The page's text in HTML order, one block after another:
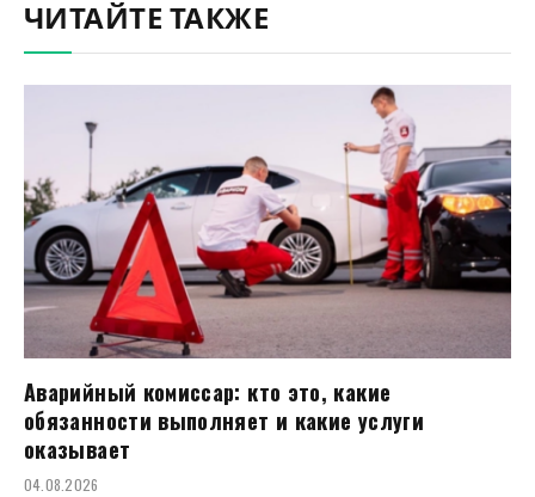
ЧИТАЙТЕ ТАКЖЕ
Аварийный комиссар: кто это, какие
обязанности выполняет и какие услуги
оказывает
04.08.2026